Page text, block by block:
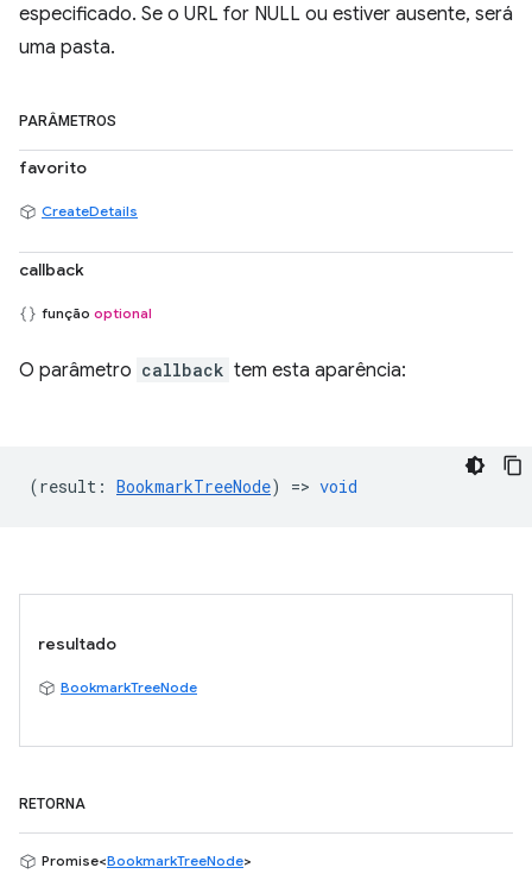
especificado. Se o URL for NULL ou estiver ausente, será
uma pasta.
PARÂMETROS
favorito
CreateDetails
callback
função optional
O parâmetro callback tem esta aparência:
(result : BookmarkTreeNode) => void
resultado
BookmarkTreeNode
RETORNA
Promise<BookmarkTreeNode>